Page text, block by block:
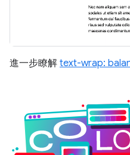
進一步瞭解 text-wrap: